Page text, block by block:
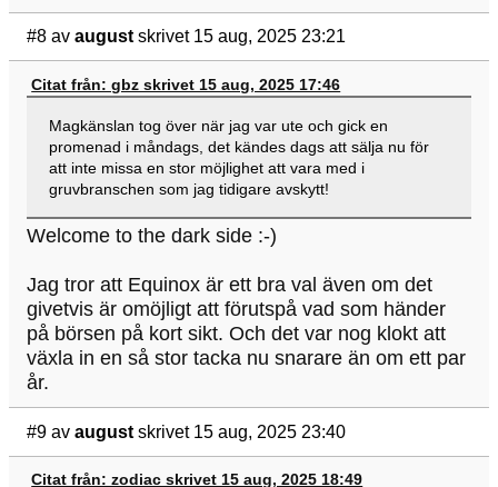
#8 av august skrivet 15 aug, 2025 23:21
Citat från: gbz skrivet 15 aug, 2025 17:46
Magkänslan tog över när jag var ute och gick en
promenad i måndags, det kändes dags att sälja nu för
att inte missa en stor möjlighet att vara med i
gruvbranschen som jag tidigare avskytt!
Welcome to the dark side :-)
Jag tror att Equinox är ett bra val även om det
givetvis är omöjligt att förutspå vad som händer
på börsen på kort sikt. Och det var nog klokt att
växla in en så stor tacka nu snarare än om ett par
år.
#9 av august skrivet 15 aug, 2025 23:40
Citat från: zodiac skrivet 15 aug, 2025 18:49